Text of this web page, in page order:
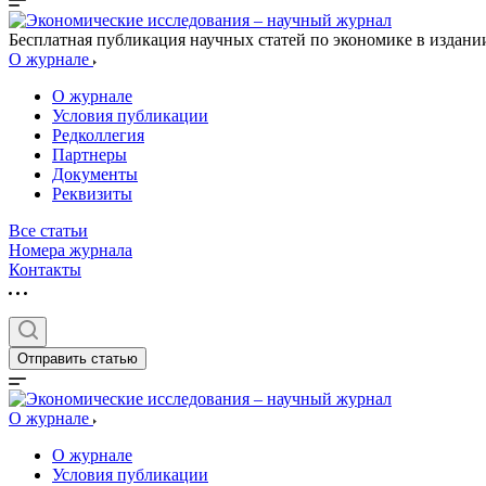
Бесплатная публикация научных статей по экономике в
О журнале
О журнале
Условия публикации
Редколлегия
Партнеры
Документы
Реквизиты
Все статьи
Номера журнала
Контакты
Отправить статью
О журнале
О журнале
Условия публикации